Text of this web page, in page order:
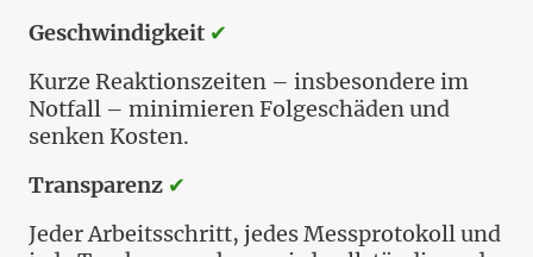
Geschwindigkeit ✔
Kurze Reaktionszeiten – insbesondere im
Notfall – minimieren Folgeschäden und
senken Kosten.
Transparenz ✔
Jeder Arbeitsschritt, jedes Messprotokoll und